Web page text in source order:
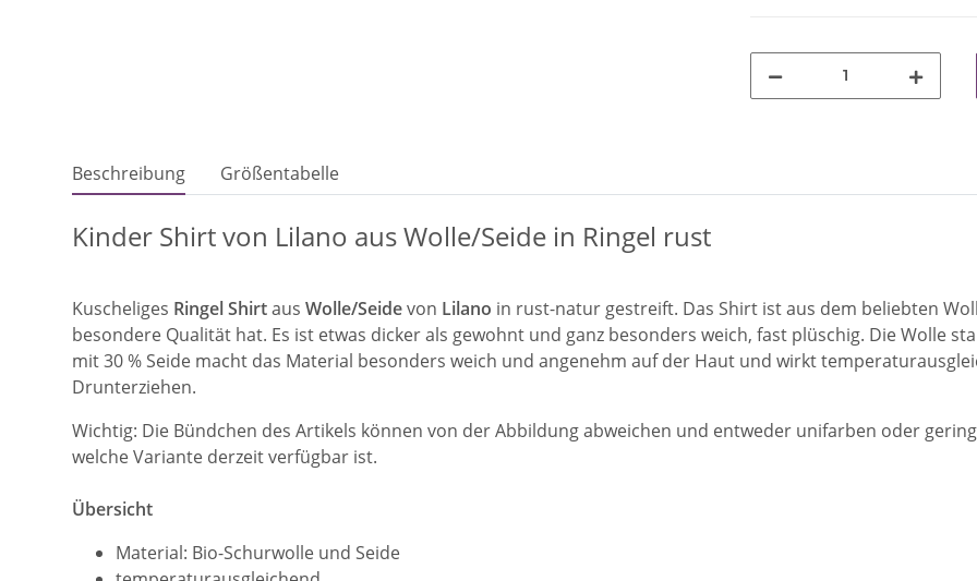
Beschreibung Größentabelle
Kinder Shirt von Lilano aus Wolle/Seide in Ringel rust
Kuscheliges Ringel Shirtaus Wolle/Seidevon Lilano in rust-natur gestreift. Das Shirt ist aus dem beliebten
besondere Qualität hat. Es ist etwas dicker als gewohnt und ganz besonders weich, fast plüschig. Die Wolle
mit 30 % Seide macht das Material besonders weich und angenehm auf der Haut und wirkt
Drunterziehen.
Wichtig: Die Bündchen des Artikels können von der Abbildung abweichen und entweder unifarben oder
welche Variante derzeit verfügbar ist.
Übersicht
Material: Bio-Schurwolle und Seide